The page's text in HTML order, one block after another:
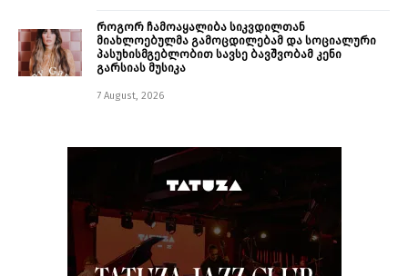
როგორ ჩამოაყალიბა სიკვდილთან
მიახლოებულმა გამოცდილებამ და სოციალური
პასუხისმგებლობით სავსე ბავშვობამ კენი
გარსიას მუსიკა
7 August, 2026